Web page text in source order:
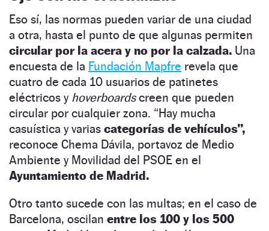
Eso sí, las normas pueden variar de una ciudad
a otra, hasta el punto de que algunas permiten
circular por la acera y no por la calzada. Una
encuesta de la Fundación Mapfre revela que
cuatro de cada 10 usuarios de patinetes
eléctricos y hoverboardscreen que pueden
circular por cualquier zona. “Hay mucha
casuística y varias categorías de vehículos”,
reconoce Chema Dávila, portavoz de Medio
Ambiente y Movilidad del PSOE en el
Ayuntamiento de Madrid.
Otro tanto sucede con las multas; en el caso de
Barcelona, oscilan entre los 100 y los 500